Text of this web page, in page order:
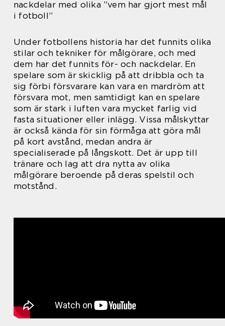
nackdelar med olika ”vem har gjort mest mål
i fotboll”
Under fotbollens historia har det funnits olika
stilar och tekniker för målgörare, och med
dem har det funnits för- och nackdelar. En
spelare som är skicklig på att dribbla och ta
sig förbi försvarare kan vara en mardröm att
försvara mot, men samtidigt kan en spelare
som är stark i luften vara mycket farlig vid
fasta situationer eller inlägg. Vissa målskyttar
är också kända för sin förmåga att göra mål
på kort avstånd, medan andra är
specialiserade på långskott. Det är upp till
tränare och lag att dra nytta av olika
målgörare beroende på deras spelstil och
motstånd.